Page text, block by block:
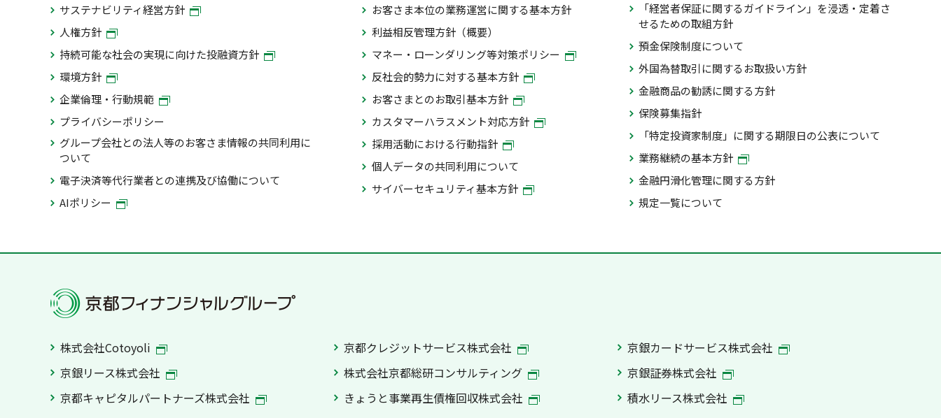
サステナビリティ経営方針
人権方針
持続可能な社会の実現に向けた投融資方針
環境方針
企業倫理・行動規範
プライバシーポリシー
グループ会社との法人等のお客さま情報の共同利用に
ついて
電子決済等代行業者との連携及び協働について
AIポリシー
お客さま本位の業務運営に関する基本方針
利益相反管理方針（概要）
マネー・ローンダリング等対策ポリシー
反社会的勢力に対する基本方針
お客さまとのお取引基本方針
カスタマーハラスメント対応方針
採用活動における行動指針
個人データの共同利用について
サイバーセキュリティ基本方針
「経営者保証に関するガイドライン」を浸透・定着さ
せるための取組方針
預金保険制度について
外国為替取引に関するお取扱い方針
金融商品の勧誘に関する方針
保険募集指針
「特定投資家制度」に関する期限日の公表について
業務継続の基本方針
金融円滑化管理に関する方針
規定一覧について
株式会社Cotoyoli 京都クレジットサービス株式会社
京銀カードサービス株式会社
京銀リース株式会社
株式会社京都総研コンサルティング
京銀証券株式会社
京都キャピタルパートナーズ株式会社
きょうと事業再生債権回収株式会社
積水リース株式会社